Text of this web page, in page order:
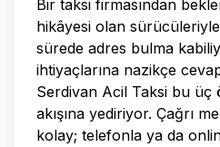
Bir taksi firmasından
hikâyesi olan
sürede adres bulma
ihtiyaçlarına nazikçe
Serdivan Acil Taksi bu üç
akışına yediriyor. Çağrı
kolay; telefonla ya da